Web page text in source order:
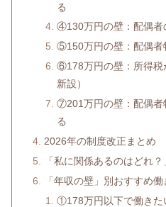
る
④130万円の壁：配偶者
⑤150万円の壁：配偶者
⑥178万円の壁：所得税
新設）
⑦201万円の壁：配偶者
る
2026年の制度改正まとめ
「私に関係あるのはどれ
「年収の壁」別おすすめ
①178万円以下で働きた